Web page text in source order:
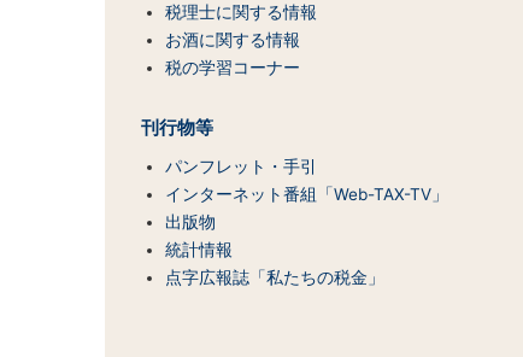
税理士に関する情報
お酒に関する情報
税の学習コーナー
刊行物等
パンフレット・手引
インターネット番組「Web-TAX-TV」
出版物
統計情報
点字広報誌「私たちの税金」